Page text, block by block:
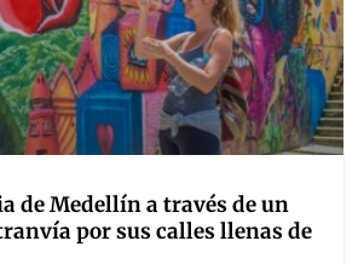
de Medellín a través de un
por sus calles llenas de